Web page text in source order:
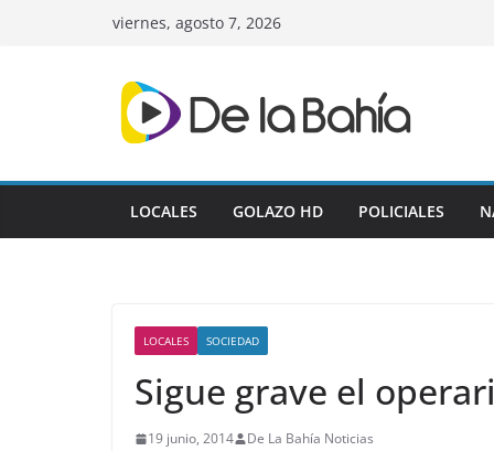
viernes, agosto 7, 2026
LOCALES GOLAZO HD POLICIALES
LOCALES SOCIEDAD
Sigue grave el
19 junio, 2014 De La Bahía Noticias